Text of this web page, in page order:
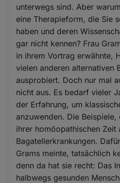
unterwegs sind. Aber
eine Therapieform, die Sie
haben und deren
gar nicht kennen? Frau
in ihrem Vortrag erwähnte,
vielen anderen alternativen
ausprobiert. Doch nur mal
nicht aus. Es bedarf vieler
der Erfahrung, um
anzuwenden. Die Beispiele,
ihrer homöopathischen Zeit
Bagatellerkrankungen.
Grams meinte, tatsächlich
denn da hat sie recht: Das
halbwegs gesunden